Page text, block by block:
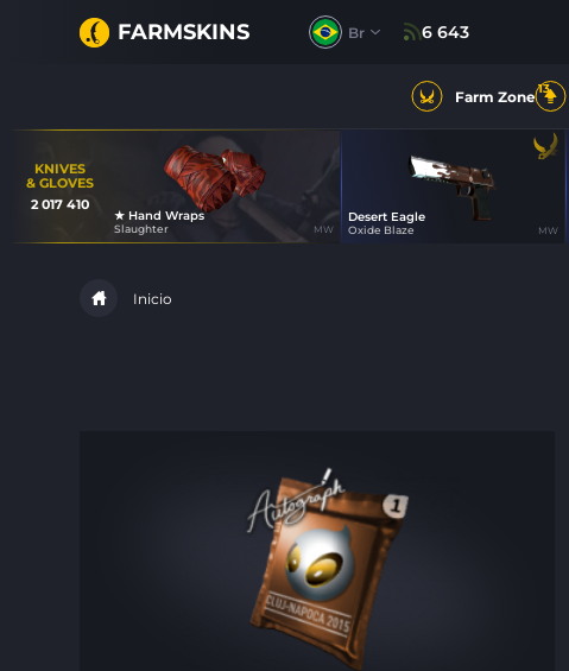
FARMSKINS Br 6 643
Farm Zone13
KNIVES
& GLOVES
2 017 410
★ Hand Wraps
Slaughter MW
Desert Eagle
Oxide Blaze MW
Inicio